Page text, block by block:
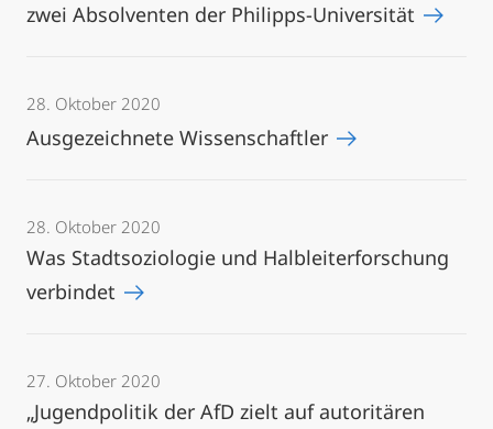
zwei Absolventen der Philipps-Universität
28. Oktober 2020
Ausgezeichnete Wissenschaftler
28. Oktober 2020
Was Stadtsoziologie und Halbleiterforschung
verbindet
27. Oktober 2020
„Jugendpolitik der AfD zielt auf autoritären